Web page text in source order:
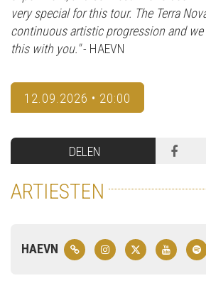
very special for this tour. The Terra
continuous artistic progression and we
this with you."- HAEVN
12.09.2026 • 20:00
DELEN
ARTIESTEN
HAEVN